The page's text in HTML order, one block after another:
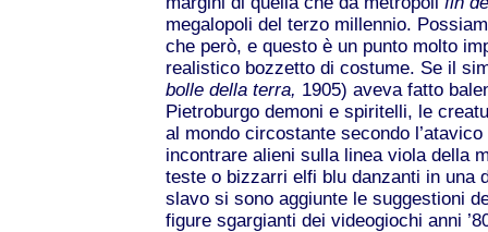
megalopoli del terzo millennio.
che però, e questo è un punto molto
realistico bozzetto di costume. Se il
bolle della terra, 1905) aveva fatto
Pietroburgo demoni e spiritelli, le
al mondo circostante secondo
incontrare alieni sulla linea viola della
teste o bizzarri elfi blu danzanti in una
slavo si sono aggiunte le suggestioni
figure sgargianti dei videogiochi anni